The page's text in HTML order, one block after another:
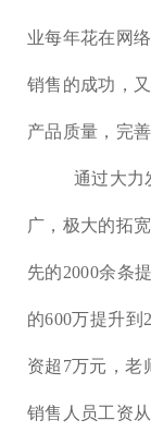
业每年花在网
销售的成功，
产品质量，完
通过大力
广，极大的拓
先的2000余条
的600万提升到
资超7万元，老
销售人员工资